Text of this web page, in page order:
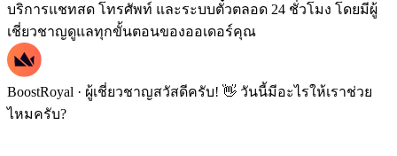
บริการแชทสด โทรศัพท์ และระบบตั๋วตลอด 24 ชั่วโมง โดยมีผู้
เชี่ยวชาญดูแลทุกขั้นตอนของออเดอร์คุณ
BoostRoyal · ผู้เชี่ยวชาญสวัสดีครับ! 👋 วันนี้มีอะไรให้เราช่วย
ไหมครับ?